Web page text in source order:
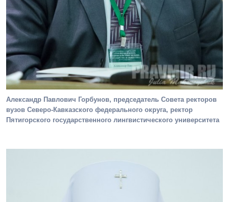
Александр Павлович Горбунов, председатель Совета ректоров
вузов Северо-Кавказского федерального округа, ректор
Пятигорского государственного лингвистического университета